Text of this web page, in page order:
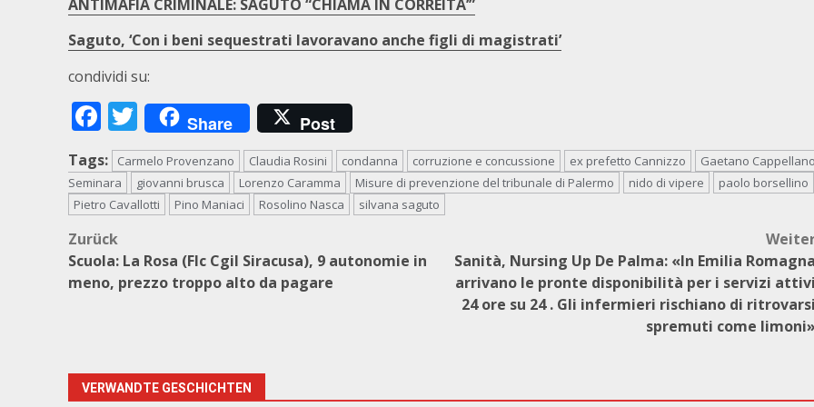
ANTIMAFIA CRIMINALE: SAGUTO “CHIAMA IN CORREITA’”
Saguto, ‘Con i beni sequestrati lavoravano anche figli di magistrati’
condividi su:
Facebook
Twitter
Share Post
Tags: Carmelo Provenzano Claudia Rosini condanna corruzione e concussione ex prefetto Cannizzo
Gaetano Cappellano
Seminara
giovanni brusca Lorenzo Caramma Misure di prevenzione del tribunale di Palermo nido di vipere
paolo borsellino
Pietro Cavallotti
Pino Maniaci Rosolino Nasca silvana saguto
Beitragsnavigation
Zurück
Scuola: La Rosa (Flc Cgil Siracusa), 9 autonomie in
meno, prezzo troppo alto da pagare
Sanità, Nursing Up De Palma: «In Emilia Romagna
arrivano le pronte disponibilità per i servizi attivi
24 ore su 24 . Gli infermieri rischiano di ritrovarsi
spremuti come limoni»
VERWANDTE GESCHICHTEN